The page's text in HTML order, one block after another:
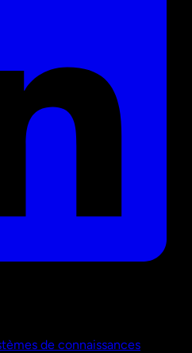
de connaissances